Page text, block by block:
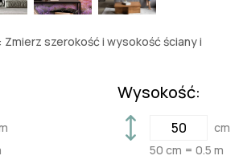
szerokość i wysokość ściany i
Wysokość:
cm
50 cm = 0.5 m